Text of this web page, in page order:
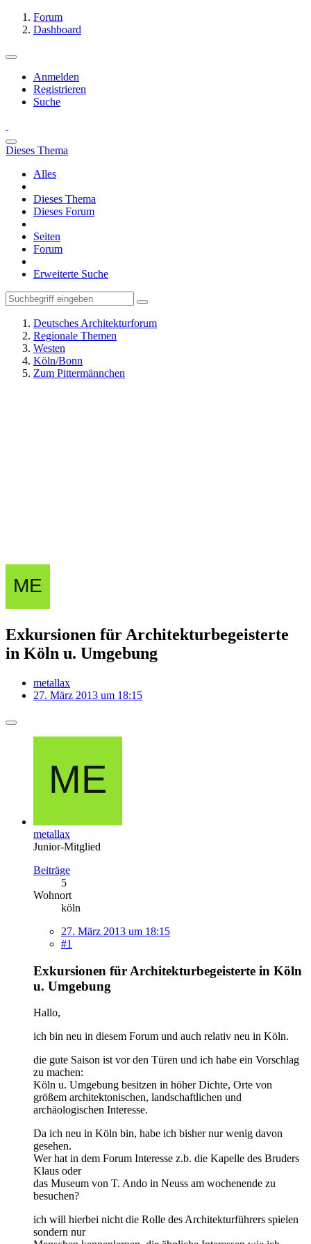
Forum
Dashboard
Anmelden
Registrieren
Suche
Dieses Thema
Alles
Dieses Thema
Dieses Forum
Seiten
Forum
Erweiterte Suche
Deutsches Architekturforum
Regionale Themen
Westen
Köln/Bonn
Zum Pittermännchen
Exkursionen für Architekturbegeisterte
in Köln u. Umgebung
metallax
27. März 2013 um 18:15
metallax
Junior-Mitglied
Beiträge
5
Wohnort
köln
27. März 2013 um 18:15
#1
Exkursionen für Architekturbegeisterte in Köln
u. Umgebung
Hallo,
ich bin neu in diesem Forum und auch relativ neu in Köln.
die gute Saison ist vor den Türen und ich habe ein Vorschlag
zu machen:
Köln u. Umgebung besitzen in höher Dichte, Orte von
größem architektonischen, landschaftlichen und
archäologischen Interesse.
Da ich neu in Köln bin, habe ich bisher nur wenig davon
gesehen.
Wer hat in dem Forum Interesse z.b. die Kapelle des Bruders
Klaus oder
das Museum von T. Ando in Neuss am wochenende zu
besuchen?
ich will hierbei nicht die Rolle des Architekturführers spielen
sondern nur